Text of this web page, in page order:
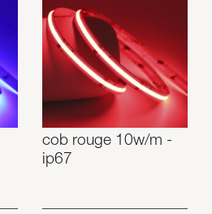
cob rouge 10w/m -
ip67